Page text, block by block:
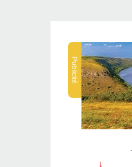
Publicité